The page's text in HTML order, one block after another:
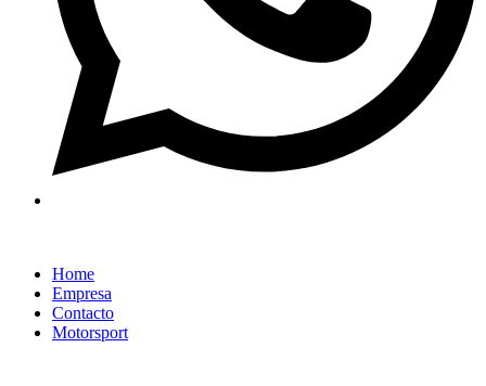
Home
Empresa
Contacto
Motorsport